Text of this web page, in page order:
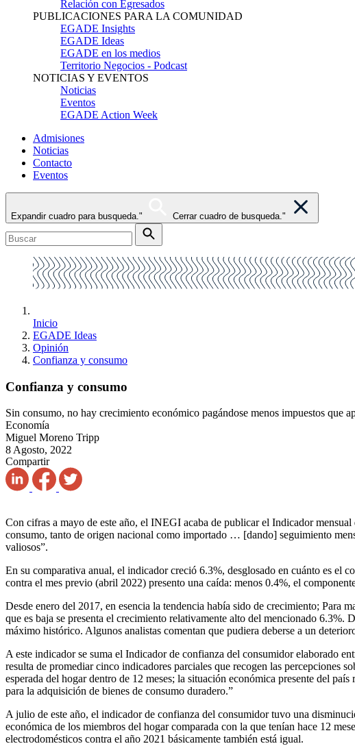
Relación con Egresados
PUBLICACIONES PARA LA COMUNIDAD
EGADE Insights
EGADE Ideas
EGADE en los medios
Territorio Negocios - Podcast
NOTICIAS Y EVENTOS
Noticias
Eventos
EGADE Action Week
Admisiones
Noticias
Contacto
Eventos
Expandir cuadro para busqueda." Cerrar cuadro de busqueda."
Inicio
EGADE Ideas
Opinión
Confianza y consumo
Confianza y consumo
Sin consumo, no hay crecimiento económico pagándose menos impuestos que
Economía
Miguel Moreno Tripp
8 Agosto, 2022
Compartir
Con cifras a mayo de este año, el INEGI acaba de publicar el Indicador
consumo, tanto de origen nacional como importado … [dando] seguimiento
valiosos”.
En su comparativa anual, el indicador creció 6.3%, desglosado en cuánto es el
contra el mes previo (abril 2022) presento una caída: menos 0.4%, el
Desde enero del 2017, en esencia la tendencia había sido de crecimiento; Para
que es baja se presenta el crecimiento relativamente alto del mencionado
máximo histórico. Algunos analistas comentan que pudiera deberse a un
A este indicador se suma el Indicador de confianza del consumidor elaborado
resulta de promediar cinco indicadores parciales que recogen las percepciones
esperada del hogar dentro de 12 meses; la situación económica presente del
para la adquisición de bienes de consumo duradero.”
A julio de este año, el indicador de confianza del consumidor tuvo una
económica de los miembros del hogar comparada con la que tenían hace 12
electrodomésticos contra el año 2021 básicamente también está igual.